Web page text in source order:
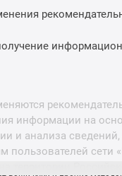
информации на
и анализа
пользователей сети